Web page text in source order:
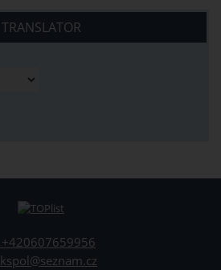
TRANSLATOR
+420607659956
kspol@seznam.cz